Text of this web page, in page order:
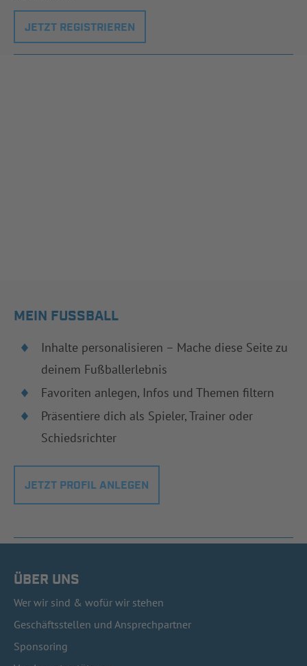
JETZT REGISTRIEREN
MEIN FUSSBALL
Inhalte personalisieren – Mache diese Seite zu
deinem Fußballerlebnis
Favoriten anlegen, Infos und Themen filtern
Präsentiere dich als Spieler, Trainer oder
Schiedsrichter
JETZT PROFIL ANLEGEN
ÜBER UNS
Wer wir sind & wofür wir stehen
Geschäftsstellen und Ansprechpartner
Sponsoring